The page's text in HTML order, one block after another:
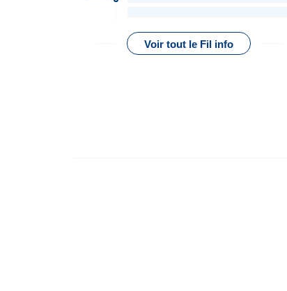
Voir tout le Fil info